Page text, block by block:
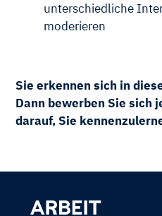
unterschiedliche
moderieren
Sie erkennen sich in
Dann bewerben Sie sich
darauf, Sie